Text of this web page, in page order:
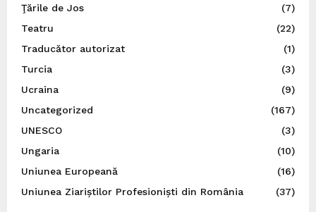
Ţările de Jos
(7)
Teatru
(22)
Traducător autorizat
(1)
Turcia
(3)
Ucraina
(9)
Uncategorized
(167)
UNESCO
(3)
Ungaria
(10)
Uniunea Europeană
(16)
Uniunea Ziariștilor Profesioniști din România
(37)